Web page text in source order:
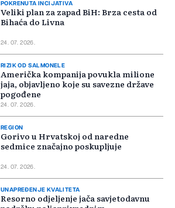
POKRENUTA INCIJATIVA
Veliki plan za zapad BiH: Brza cesta od
Bihaća do Livna
24. 07. 2026.
RIZIK OD SALMONELE
Američka kompanija povukla milione
jaja, objavljeno koje su savezne države
pogođene
24. 07. 2026.
REGION
Gorivo u Hrvatskoj od naredne
sedmice značajno poskupljuje
24. 07. 2026.
UNAPREĐENJE KVALITETA
Resorno odjeljenje jača savjetodavnu